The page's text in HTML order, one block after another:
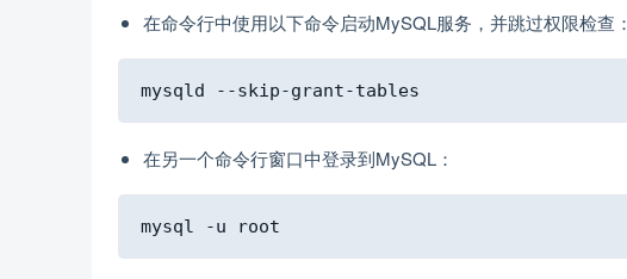
在命令行中使用以下命令启动MySQL服务，并跳过权限检查：
在另一个命令行窗口中登录到MySQL：